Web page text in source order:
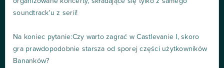
soundtrack'u z serii!
Na koniec pytanie:Czy warto zagrać w Castlevanie I, skoro
gra prawdopodobnie starsza od sporej części użytkowników
Bananków?